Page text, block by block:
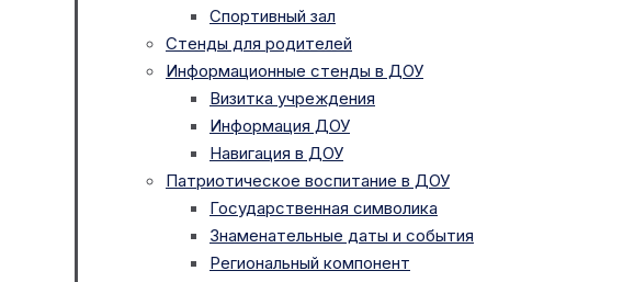
Спортивный зал
Стенды для родителей
Информационные стенды в ДОУ
Визитка учреждения
Информация ДОУ
Навигация в ДОУ
Патриотическое воспитание в ДОУ
Государственная символика
Знаменательные даты и события
Региональный компонент